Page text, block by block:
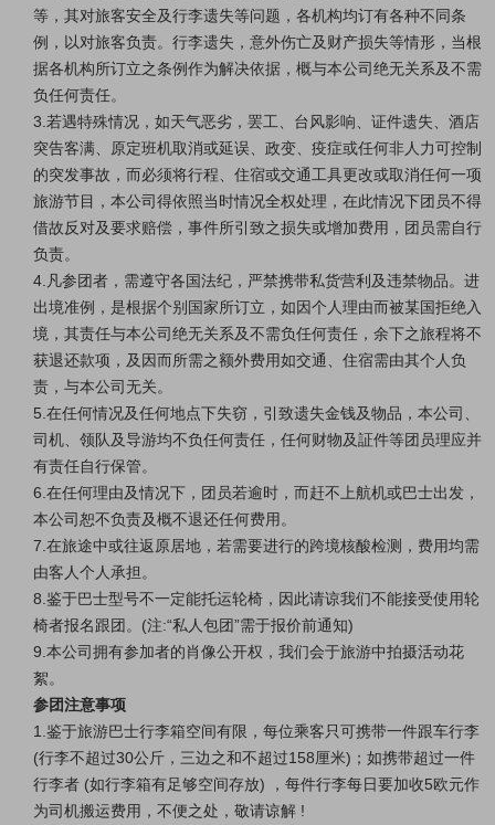
等，其对旅客安全及行李遗失等问题，各机构均订有各种不同条
例，以对旅客负责。行李遗失，意外伤亡及财产损失等情形，当根
据各机构所订立之条例作为解决依据，概与本公司绝无关系及不需
负任何责任。
3.若遇特殊情况，如天气恶劣，罢工、台风影响、证件遗失、酒店
突告客满、原定班机取消或延误、政变、疫症或任何非人力可控制
的突发事故，而必须将行程、住宿或交通工具更改或取消任何一项
旅游节目，本公司得依照当时情况全权处理，在此情况下团员不得
借故反对及要求赔偿，事件所引致之损失或增加费用，团员需自行
负责。
4.凡参团者，需遵守各国法纪，严禁携带私货营利及违禁物品。进
出境准例，是根据个别国家所订立，如因个人理由而被某国拒绝入
境，其责任与本公司绝无关系及不需负任何责任，余下之旅程将不
获退还款项，及因而所需之额外费用如交通、住宿需由其个人负
责，与本公司无关。
5.在任何情况及任何地点下失窃，引致遗失金钱及物品，本公司、
司机、领队及导游均不负任何责任，任何财物及証件等团员理应并
有责任自行保管。
6.在任何理由及情况下，团员若逾时，而赶不上航机或巴士出发，
本公司恕不负责及概不退还任何费用。
7.在旅途中或往返原居地，若需要进行的跨境核酸检测，费用均需
由客人个人承担。
8.鉴于巴士型号不一定能托运轮椅，因此请谅我们不能接受使用轮
椅者报名跟团。(注:“私人包团”需于报价前通知)
9.本公司拥有参加者的肖像公开权，我们会于旅游中拍摄活动花
絮。
参团注意事项
1.鉴于旅游巴士行李箱空间有限，每位乘客只可携带一件跟车行李
(行李不超过30公斤，三边之和不超过158厘米)；如携带超过一件
行李者 (如行李箱有足够空间存放) ，每件行李每日要加收5欧元作
为司机搬运费用，不便之处，敬请谅解 !